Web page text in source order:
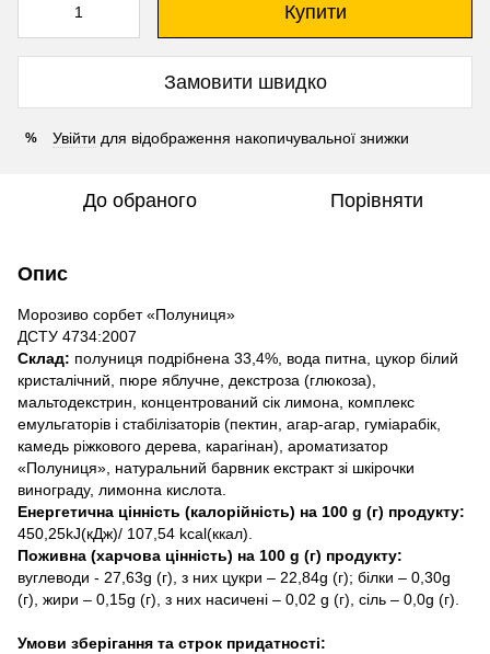
Купити
Замовити швидко
% Увійти для відображення накопичувальної знижки
До обраного Порівняти
Опис
Морозиво сорбет «Полуниця»
ДСТУ 4734:2007
Склад: полуниця подрібнена 33,4%, вода питна, цукор білий
кристалічний, пюре яблучне, декстроза (глюкоза),
мальтодекстрин, концентрований сік лимона, комплекс
емульгаторів і стабілізаторів (пектин, агар-агар, гуміарабік,
камедь ріжкового дерева, карагінан), ароматизатор
«Полуниця», натуральний барвник екстракт зі шкірочки
винограду, лимонна кислота.
Енергетична цінність (калорійність) на 100 g (г) продукту:
450,25kJ(кДж)/ 107,54 kcal(ккал).
Поживна (харчова цінність) на 100 g (г) продукту:
вуглеводи - 27,63g (г), з них цукри – 22,84g (г); білки – 0,30g
(г), жири – 0,15g (г), з них насичені – 0,02 g (г), сіль – 0,0g (г).
Умови зберігання та строк придатності: